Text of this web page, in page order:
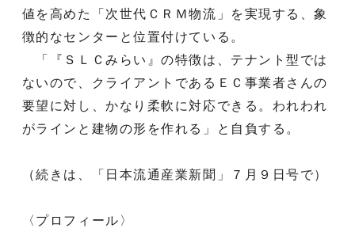
値を高めた「次世代ＣＲＭ物流」を実現する、象
徴的なセンターと位置付けている。
「『ＳＬＣみらい』の特徴は、テナント型では
ないので、クライアントであるＥＣ事業者さんの
要望に対し、かなり柔軟に対応できる。われわれ
がラインと建物の形を作れる」と自負する。
（続きは、「日本流通産業新聞」７月９日号で）
〈プロフィール〉